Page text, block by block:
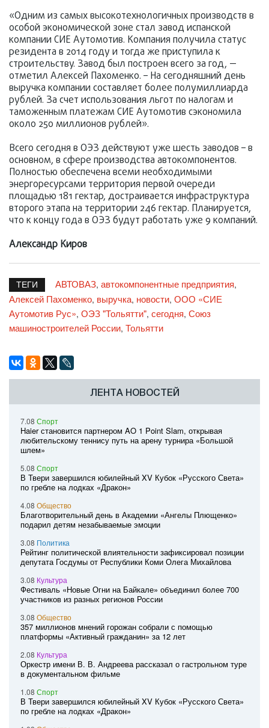
«Одним из самых высокотехнологичных производств в
особой экономической зоне стал завод испанской
компании СИЕ Аутомотив. Компания получила статус
резидента в 2014 году и тогда же приступила к
строительству. Завод был построен всего за год, —
отметил Алексей Пахоменко. – На сегодняшний день
выручка компании составляет более полумиллиарда
рублей. За счет использования льгот по налогам и
таможенным платежам СИЕ Аутомотив сэкономила
около 250 миллионов рублей».
Всего сегодня в ОЭЗ действуют уже шесть заводов – в
основном, в сфере производства автокомпонентов.
Полностью обеспечена всеми необходимыми
энергоресурсами территория первой очереди
площадью 181 гектар, достраивается инфраструктура
второго этапа на территории 246 гектар. Планируется,
что к концу года в ОЭЗ будут работать уже 9 компаний.
Александр Киров
ТЕГИ АВТОВАЗ, автокомпонентные предприятия,
Алексей Пахоменко, выручка, новости, ООО «СИЕ
Аутомотив Рус», ОЭЗ "Тольятти", сегодня, Союз
машиностроителей России, Тольятти
ЛЕНТА НОВОСТЕЙ
7.08 Спорт
Haier становится партнером AO 1 Point Slam, открывая
любительскому теннису путь на арену турнира «Большой
шлем»
5.08 Спорт
В Твери завершился юбилейный XV Кубок «Русского Света»
по гребле на лодках «Дракон»
4.08 Общество
Благотворительный день в Академии «Ангелы Плющенко»
подарил детям незабываемые эмоции
3.08 Политика
Рейтинг политической влиятельности зафиксировал позиции
депутата Госдумы от Республики Коми Олега Михайлова
3.08 Культура
Фестиваль «Новые Огни на Байкале» объединил более 700
участников из разных регионов России
3.08 Общество
357 миллионов мнений горожан собрали с помощью
платформы «Активный гражданин» за 12 лет
2.08 Культура
Оркестр имени В. В. Андреева рассказал о гастрольном туре
в документальном фильме
1.08 Спорт
В Твери завершился юбилейный XV Кубок «Русского Света»
по гребле на лодках «Дракон»